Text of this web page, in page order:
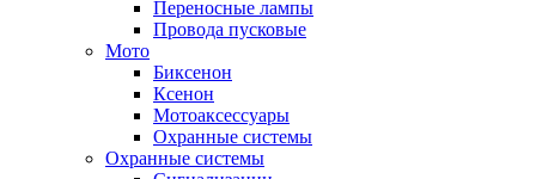
Переносные лампы
Провода пусковые
Мото
Биксенон
Ксенон
Мотоаксессуары
Охранные системы
Охранные системы